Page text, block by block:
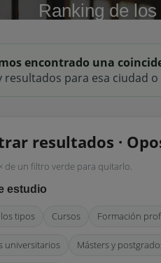
Ranking de
encontrado una
resultados para esa ciudad
resultados ·
de un filtro verde para quitarlo.
estudio
tipos Cursos Formación
universitarios Másters y